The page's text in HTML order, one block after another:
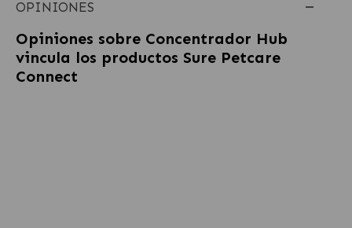
OPINIONES
Opiniones sobre Concentrador Hub
vincula los productos Sure Petcare
Connect